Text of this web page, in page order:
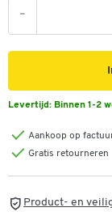
-
Levertijd: Binnen 1-2
Aankoop op
Gratis retourneren
Product- en